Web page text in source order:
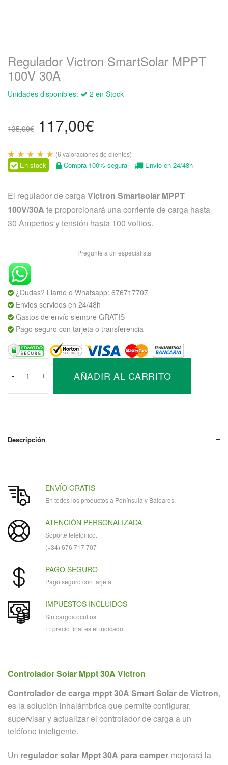
Regulador Victron SmartSolar MPPT
100V 30A
Unidades disponibles: 2 en Stock
135,00€ El
precio
original
era:
117,00€
actual
es:
Valorado
con
base
6
valoraciones
de
clientes
(6 valoraciones de clientes)
En stock Compra 100% segura Envio en 24/48h
El regulador de cargaVictron Smartsolar MPPT
100V/30A te proporcionará una corriente de carga hasta
30 Amperios y tensión hasta 100 voltios.
Pregunte a un especialista
¿Dudas? Llame o Whatsapp: 676717707
Envios servidos en 24/48h
Gastos de envío siempre GRATIS
Pago seguro con tarjeta o transferencia
-Victron
cantidad
+ AÑADIR AL CARRITO
Descripción
ENVÍO GRATIS
En todos los productos a Península y Baleares.
ATENCIÓN PERSONALIZADA
Soporte telefónico.
(+34) 676 717 707
PAGO SEGURO
Pago seguro con tarjeta.
IMPUESTOS INCLUIDOS
Sin cargos ocultos.
El precio final es el indicado.
Controlador Solar Mppt 30A Victron
Controlador de carga mppt 30A Smart Solar de Victron,
es la solución inhalámbrica que permite configurar,
supervisar y actualizar el controlador de carga a un
teléfono inteligente.
Un regulador solar Mppt 30A para camper mejorará la